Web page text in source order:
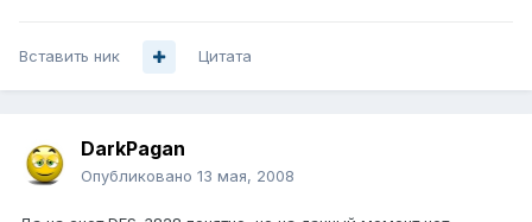
Вставить ник Цитата
DarkPagan
Опубликовано 13 мая, 2008